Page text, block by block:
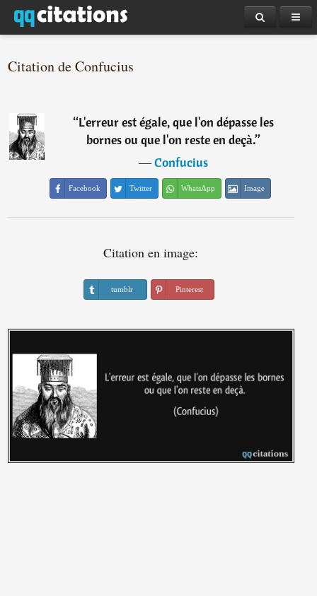
Citation de Confucius
“L'erreur est égale, que l'on dépasse les
bornes ou que l'on reste en deçà.”
―Confucius
Facebook Twitter WhatsApp Image
Citation en image:
tumblr Pinterest